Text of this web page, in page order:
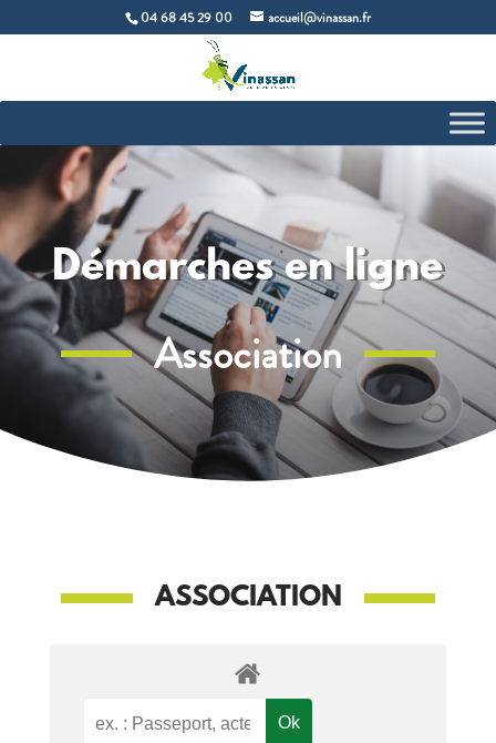
04 68 45 29 00 accueil@vinassan.fr
Démarches en ligne
Association
ASSOCIATION